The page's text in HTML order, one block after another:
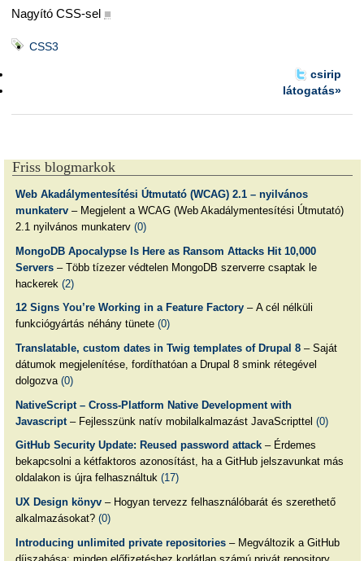
Nagyító CSS-sel ■
CSS3
csirip
látogatás»
Friss blogmarkok
Web Akadálymentesítési Útmutató (WCAG) 2.1 – nyilvános
munkaterv– Megjelent a WCAG (Web Akadálymentesítési Útmutató)
2.1 nyilvános munkaterv (0)
MongoDB Apocalypse Is Here as Ransom Attacks Hit 10,000
Servers– Több tízezer védtelen MongoDB szerverre csaptak le
hackerek (2)
12 Signs You’re Working in a Feature Factory– A cél nélküli
funkciógyártás néhány tünete (0)
Translatable, custom dates in Twig templates of Drupal 8– Saját
dátumok megjelenítése, fordíthatóan a Drupal 8 smink rétegével
dolgozva (0)
NativeScript – Cross-Platform Native Development with
Javascript– Fejlesszünk natív mobilalkalmazást JavaScripttel (0)
GitHub Security Update: Reused password attack– Érdemes
bekapcsolni a kétfaktoros azonosítást, ha a GitHub jelszavunkat más
oldalakon is újra felhasználtuk (17)
UX Design könyv– Hogyan tervezz felhasználóbarát és szerethető
alkalmazásokat? (0)
Introducing unlimited private repositories– Megváltozik a GitHub